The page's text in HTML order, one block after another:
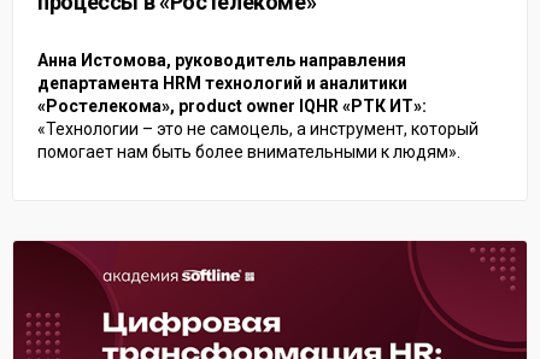
Анна Истомова, руководитель направления
департамента HRM технологий и аналитики
«Ростелекома», product owner IQHR «РТК ИТ»:
«Технологии – это не самоцель, а инструмент, который
помогает нам быть более внимательными к людям».